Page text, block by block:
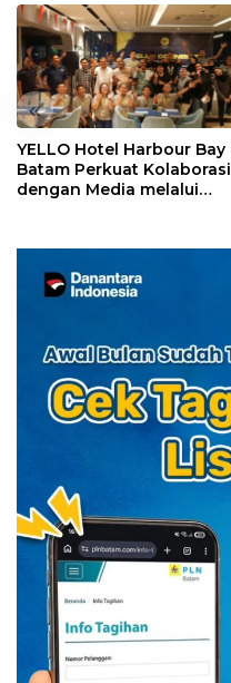
«
YELLO Hotel Harbour Bay
Batam Perkuat Kolaborasi
dengan Media melalui